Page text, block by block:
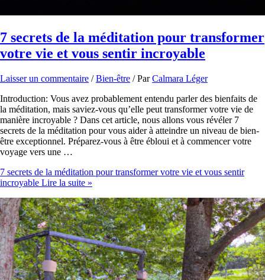
7 secrets de la méditation pour transformer
votre vie et vous sentir incroyable
Laisser un commentaire /Bien-être / ParCalmara Léger
Introduction: Vous avez probablement entendu parler des bienfaits de
la méditation, mais saviez-vous qu’elle peut transformer votre vie de
manière incroyable ? Dans cet article, nous allons vous révéler 7
secrets de la méditation pour vous aider à atteindre un niveau de bien-
être exceptionnel. Préparez-vous à être ébloui et à commencer votre
voyage vers une …
7 secrets de la méditation pour transformer votre vie et vous sentir
incroyable Lire la suite »